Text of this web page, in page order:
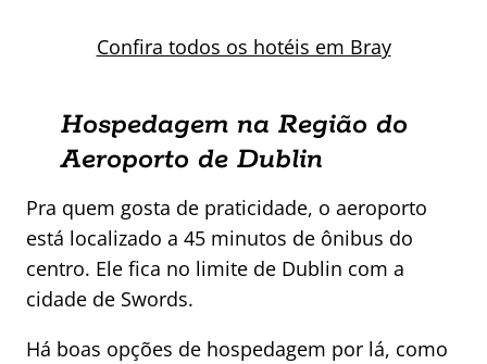
Confira todos os hotéis em Bray
Hospedagem na Região do
Aeroporto de Dublin
Pra quem gosta de praticidade, o aeroporto
está localizado a 45 minutos de ônibus do
centro. Ele fica no limite de Dublin com a
cidade de Swords.
Há boas opções de hospedagem por lá, como